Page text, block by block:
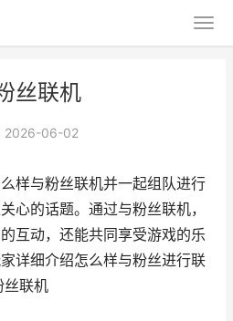
丝联机
2026-06-02
样与粉丝联机并一起组队进行
心的话题。通过与粉丝联机，
互动，还能共同享受游戏的乐
详细介绍怎么样与粉丝进行联
丝联机